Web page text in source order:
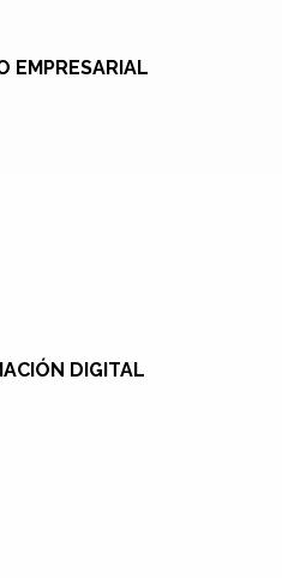
EMPRESARIAL
DIGITAL